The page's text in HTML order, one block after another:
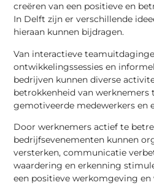
creëren van een positieve en
In Delft zijn er verschillende
hieraan kunnen bijdragen.
Van interactieve
ontwikkelingssessies en
bedrijven kunnen diverse
betrokkenheid van
gemotiveerde medewerkers en
Door werknemers actief te
bedrijfsevenementen kunnen
versterken, communicatie
waardering en erkenning
een positieve werkomgeving en